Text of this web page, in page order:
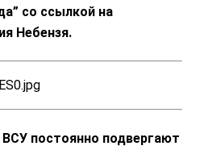
со ссылкой на
Небензя.
постоянно подвергают